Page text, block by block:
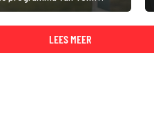
LEES MEER